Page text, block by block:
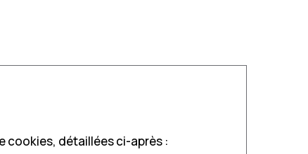
cookies, détaillées ci-après :